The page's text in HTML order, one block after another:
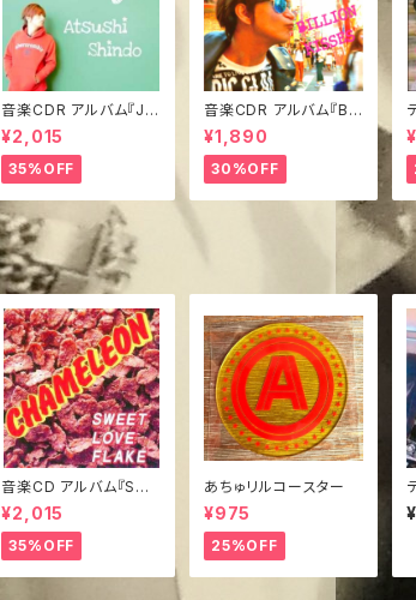
音楽CDR アルバム『Jui
cy!』みどジャケVer.
¥2,015
35%OFF
音楽CDR アルバム『BIL
LINO KISSES』TypeA
¥1,890
30%OFF
音楽CD アルバム『SWE
ET LOVE FLAKE』
¥2,015
35%OFF
あちゅリルコースター
¥975
25%OFF